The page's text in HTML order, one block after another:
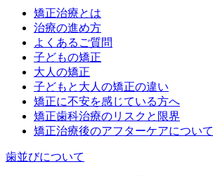
矯正治療とは
治療の進め方
よくあるご質問
子どもの矯正
大人の矯正
子どもと大人の矯正の違い
矯正に不安を感じている方へ
矯正歯科治療のリスクと限界
矯正治療後のアフターケアについて
歯並びについて